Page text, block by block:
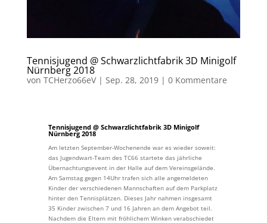
Tennisjugend @ Schwarzlichtfabrik 3D Minigolf
Nürnberg 2018
von TCHerzo66eV| Sep. 28, 2019| 0 Kommentare
Tennisjugend @ Schwarzlichtfabrik 3D Minigolf
Nürnberg 2018
Am letzten September-Wochenende war es wieder soweit:
das Jugendwart-Team des TC66 startete das jährliche
Übernachtungsevent in der Halle auf dem Vereinsgelände.
Am Samstag gegen 14Uhr trafen sich alle angemeldeten
Kinder der verschiedenen Mannschaften auf dem Parkplatz
hinter den Tennisplätzen. Dieses Jahr nahmen insgesamt
35 Kinder zwischen 7 und 16 Jahren an dem Angebot teil.
Nachdem die Eltern mit fröhlichem Winken verabschiedet